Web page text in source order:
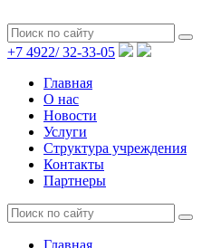
+7 4922/32-33-05
Главная
О нас
Новости
Услуги
Структура учреждения
Контакты
Партнеры
Главная